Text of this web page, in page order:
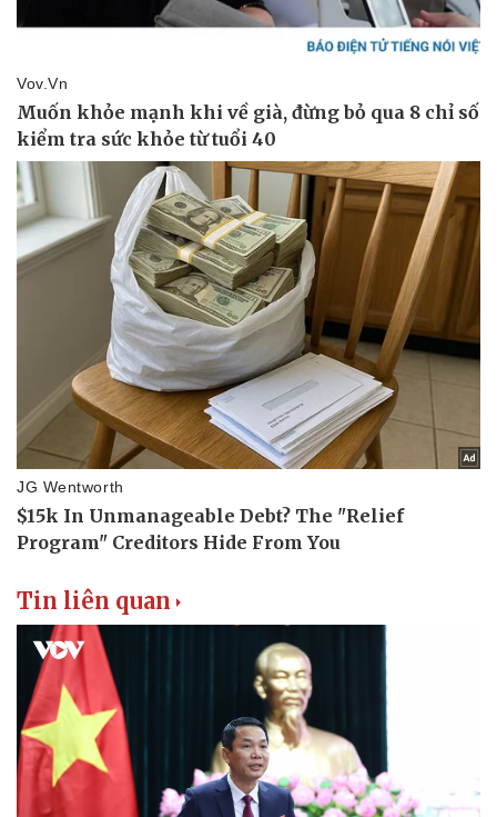
Thể thao
Bóng đá
Lịch thi đấu bóng đá
Thế giới thể thao
eSports
Ô tô - Xe máy
Ô tô
Xe máy
Tư vấn
Tin liên quan